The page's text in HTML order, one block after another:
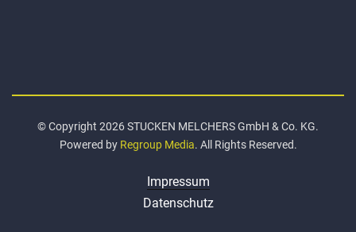
© Copyright 2026 STUCKEN MELCHERS GmbH & Co. KG.
Powered by Regroup Media. All Rights Reserved.
Impressum
Datenschutz